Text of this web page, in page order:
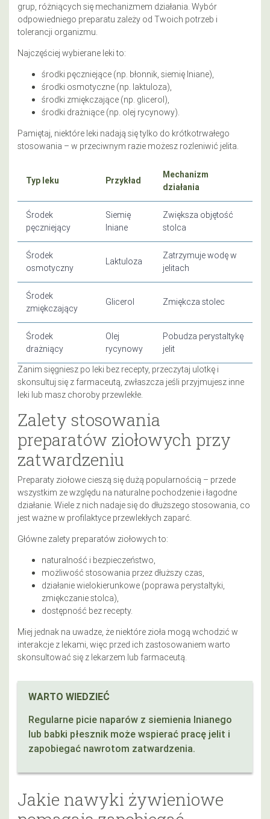
grup, różniących się mechanizmem działania. Wybór
odpowiedniego preparatu zależy od Twoich potrzeb i
tolerancji organizmu.
Najczęściej wybierane leki to:
środki pęczniejące (np. błonnik, siemię lniane),
środki osmotyczne (np. laktuloza),
środki zmiękczające (np. glicerol),
środki drażniące (np. olej rycynowy).
Pamiętaj, niektóre leki nadają się tylko do krótkotrwałego
stosowania – w przeciwnym razie możesz rozleniwić jelita.
Typ leku Przykład
Mechanizm
działania
Środek
pęczniejący
Siemię
lniane
Zwiększa objętość
stolca
Środek
osmotyczny
Laktuloza
Zatrzymuje wodę w
jelitach
Środek
zmiękczający
Glicerol Zmiękcza stolec
Środek
drażniący
Olej
rycynowy
Pobudza perystaltykę
jelit
Zanim sięgniesz po leki bez recepty, przeczytaj ulotkę i
skonsultuj się z farmaceutą, zwłaszcza jeśli przyjmujesz inne
leki lub masz choroby przewlekłe.
Zalety stosowania
preparatów ziołowych przy
zatwardzeniu
Preparaty ziołowe cieszą się dużą popularnością – przede
wszystkim ze względu na naturalne pochodzenie i łagodne
działanie. Wiele z nich nadaje się do dłuższego stosowania, co
jest ważne w profilaktyce przewlekłych zaparć.
Główne zalety preparatów ziołowych to:
naturalność i bezpieczeństwo,
możliwość stosowania przez dłuższy czas,
działanie wielokierunkowe (poprawa perystaltyki,
zmiękczanie stolca),
dostępność bez recepty.
Miej jednak na uwadze, że niektóre zioła mogą wchodzić w
interakcje z lekami, więc przed ich zastosowaniem warto
skonsultować się z lekarzem lub farmaceutą.
WARTO WIEDZIEĆ
Regularne picie naparów z siemienia lnianego
lub babki płesznik może wspierać pracę jelit i
zapobiegać nawrotom zatwardzenia.
Jakie nawyki żywieniowe